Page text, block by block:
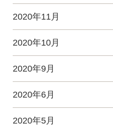
2020年11月
2020年10月
2020年9月
2020年6月
2020年5月